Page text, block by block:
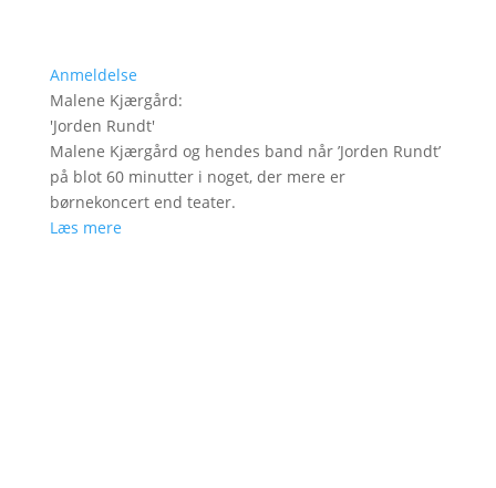
Anmeldelse
Malene Kjærgård:
'Jorden Rundt'
Malene Kjærgård og hendes band når ’Jorden Rundt’
på blot 60 minutter i noget, der mere er
børnekoncert end teater.
Læs mere